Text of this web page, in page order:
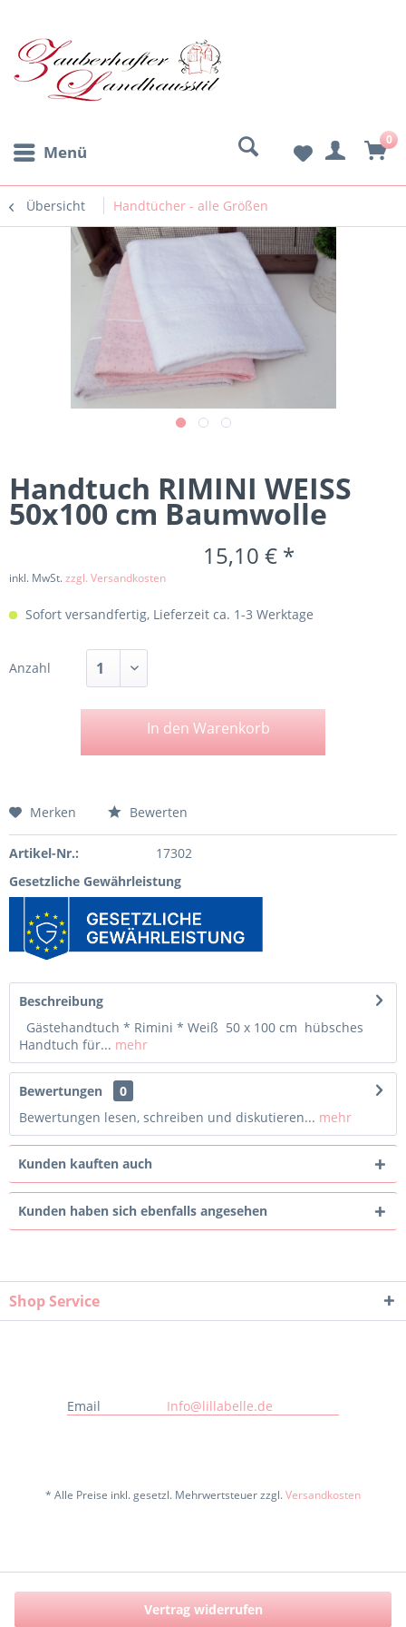
Menü
0
Übersicht Handtücher - alle Größen
Handtuch RIMINI WEISS
50x100 cm Baumwolle
15,10 € *
inkl. MwSt.zzgl. Versandkosten
Sofort versandfertig, Lieferzeit ca. 1-3 Werktage
Anzahl
In den Warenkorb
Merken Bewerten
Artikel-Nr.:
17302
Gesetzliche Gewährleistung
Beschreibung
Gästehandtuch * Rimini * Weiß 50 x 100 cm hübsches
Handtuch für... mehr
Bewertungen
0
Bewertungen lesen, schreiben und diskutieren... mehr
Kunden kauften auch
Kunden haben sich ebenfalls angesehen
Shop Service
Email Info@lillabelle.de
* Alle Preise inkl. gesetzl. Mehrwertsteuer zzgl.Versandkosten
Vertrag widerrufen